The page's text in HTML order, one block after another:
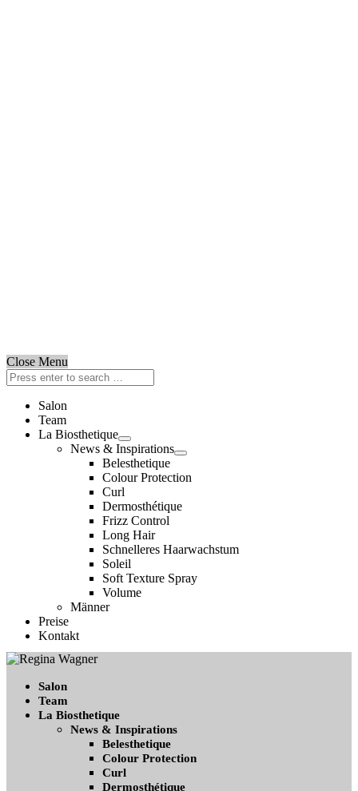
Close Menu
Salon
Team
La Biosthetique
News & Inspirations
Belesthetique
Colour Protection
Curl
Dermosthétique
Frizz Control
Long Hair
Schnelleres Haarwachstum
Soleil
Soft Texture Spray
Volume
Männer
Preise
Kontakt
Salon
Team
La Biosthetique
News & Inspirations
Belesthetique
Colour Protection
Curl
Dermosthétique